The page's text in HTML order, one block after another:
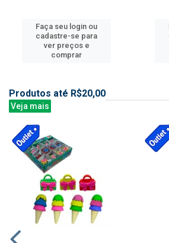
Faça seu login ou
cadastre-se para
ver preços e
comprar
Produtos até R$20,00
Veja mais